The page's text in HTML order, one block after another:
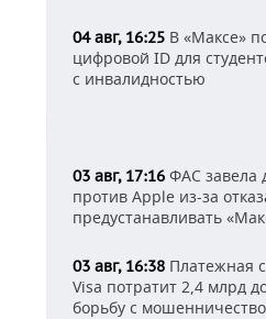
04 авг, 16:25 В «Максе»
цифровой ID для
с инвалидностью
03 авг, 17:16 ФАС завела
против Apple из-за
предустанавливать
03 авг, 16:38 Платежная
Visa потратит 2,4 млрд
борьбу с